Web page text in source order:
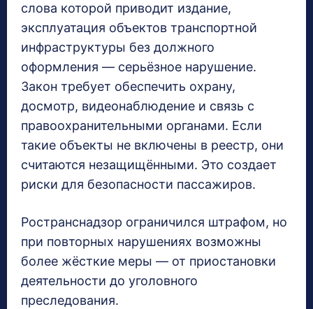
слова которой приводит издание,
эксплуатация объектов транспортной
инфраструктуры без должного
оформления — серьёзное нарушение.
Закон требует обеспечить охрану,
досмотр, видеонаблюдение и связь с
правоохранительными органами. Если
такие объекты не включены в реестр, они
считаются незащищёнными. Это создает
риски для безопасности пассажиров.
Ространснадзор ограничился штрафом, но
при повторных нарушениях возможны
более жёсткие меры — от приостановки
деятельности до уголовного
преследования.